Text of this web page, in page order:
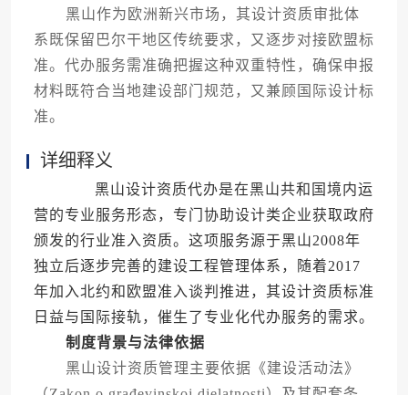
黑山作为欧洲新兴市场，其设计资质审批体
系既保留巴尔干地区传统要求，又逐步对接欧盟标
准。代办服务需准确把握这种双重特性，确保申报
材料既符合当地建设部门规范，又兼顾国际设计标
准。
详细释义
黑山设计资质代办是在黑山共和国境内运
营的专业服务形态，专门协助设计类企业获取政府
颁发的行业准入资质。这项服务源于黑山2008年
独立后逐步完善的建设工程管理体系，随着2017
年加入北约和欧盟准入谈判推进，其设计资质标准
日益与国际接轨，催生了专业化代办服务的需求。
制度背景与法律依据
黑山设计资质管理主要依据《建设活动法》